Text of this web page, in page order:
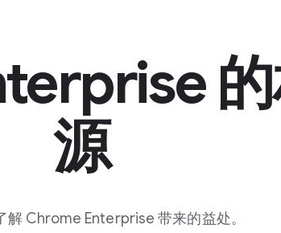
源
Chrome Enterprise 带来的益处。